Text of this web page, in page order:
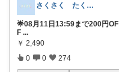
さくさく たくさんの訪問感謝です🙇
🌟08月11日13:59まで200円OF
F ...
￥ 2,490
0 0 274